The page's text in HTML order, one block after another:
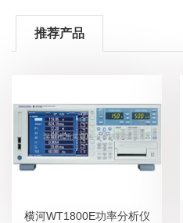
推荐产品
横河WT1800E功率分析仪